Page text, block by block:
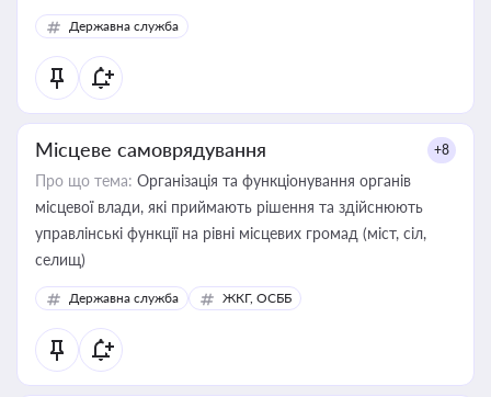
Державна служба
Місцеве самоврядування +8
Про що тема: Організація та функціонування органів
місцевої влади, які приймають рішення та здійснюють
управлінські функції на рівні місцевих громад (міст, сіл,
селищ)
Державна служба ЖКГ, ОСББ